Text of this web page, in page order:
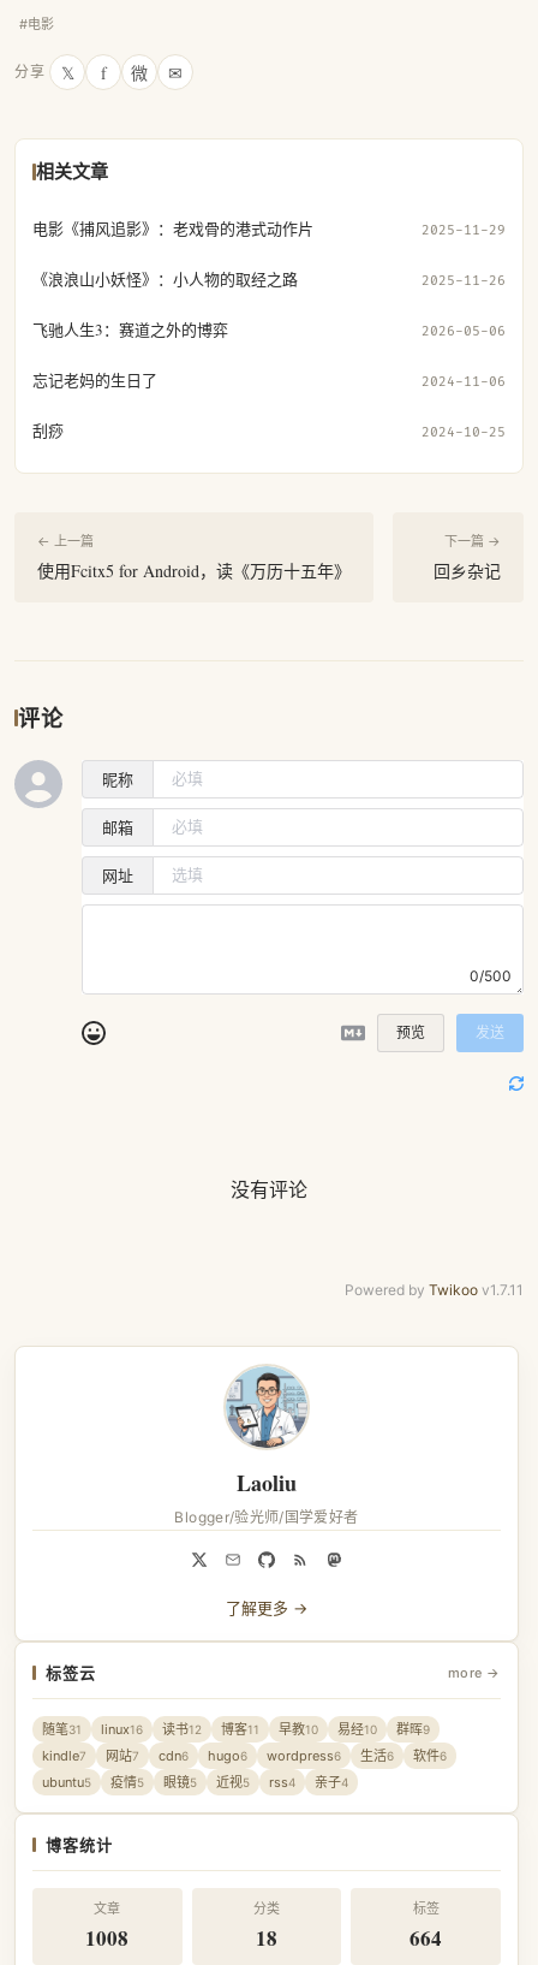
#电影
分享 𝕏 f 微 ✉
相关文章
电影《捕风追影》：老戏骨的港式动作片 2025-11-29
《浪浪山小妖怪》：小人物的取经之路 2025-11-26
飞驰人生3：赛道之外的博弈 2026-05-06
忘记老妈的生日了 2024-11-06
刮痧 2024-10-25
← 上一篇
使用Fcitx5 for Android，读《万历十五年》
下一篇 →
回乡杂记
评论
昵称
邮箱
网址
0/500
预览 发送
没有评论
Powered by Twikoo v1.7.11
Laoliu
Blogger/验光师/国学爱好者
了解更多 →
标签云 more →
随笔31 linux16 读书12 博客11 早教10 易经10 群晖9
kindle7 网站7 cdn6 hugo6 wordpress6 生活6 软件6
ubuntu5 疫情5 眼镜5 近视5 rss4 亲子4
博客统计
文章
1008
分类
18
标签
664